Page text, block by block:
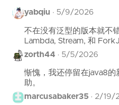
yabqiu · 5/9/2026
不在没有泛型的版本就不
Lambda, Stream, 和
zorth44 · 5/5/2026
惭愧，我还停留在java8
助。
marcusabaker35 · 2/19/